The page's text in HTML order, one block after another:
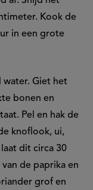
Kook de
in een grote
water. Giet het
bonen en
Pel en hak de
knoflook, ui,
dit circa 30
de paprika en
grof en